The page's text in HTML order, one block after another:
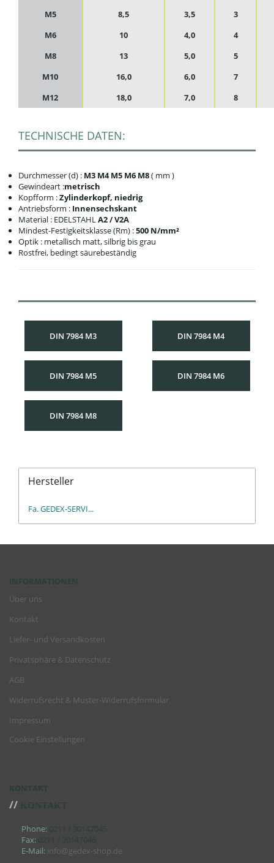
M5
8,5 3,5
3
M6
10 4,0
4
M8
13 5,0
5
M10
16,0 6,0
7
M12
18,0 7,0 8
TECHNISCHE DATEN:
Durchmesser (d) : M3 M4 M5 M6 M8( mm )
Gewindeart :metrisch
Kopfform :Zylinderkopf, niedrig
Antriebsform : Innensechskant
Material : EDELSTAHLA2 / V2A
Mindest-Festigkeitsklasse (Rm) :500 N/mm²
Optik : metallisch matt, silbrig bis grau
Rostfrei, bedingt säurebeständig
DIN 7984 M3 DIN 7984 M4
DIN 7984 M5 DIN 7984 M6
DIN 7984 M8
Hersteller
Fa. GEDEX-SERVI...
INFORMATIONEN
Über uns
Kontakt
Liefer- und Versandkosten
Privatsphäre & Datenschutz
AGB
Widerrufsrecht & Muster-Widerrufsformular
Impressum
Cookie Einstellungen
KONTAKT
// KONTAKT
Phone: 0211 / 30147045
Fax: 0211 / 30147046
E-Mail: info@gedex-shop.de